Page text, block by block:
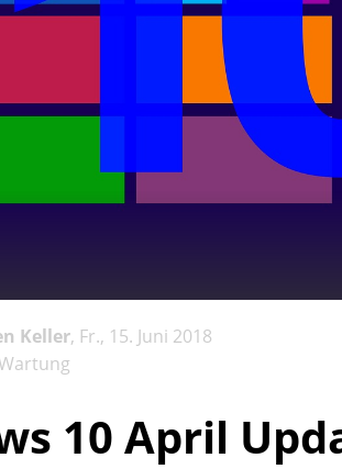
Keller, Fr., 15. Juni 2018
10 April